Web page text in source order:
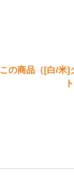
この商品（[白/米]